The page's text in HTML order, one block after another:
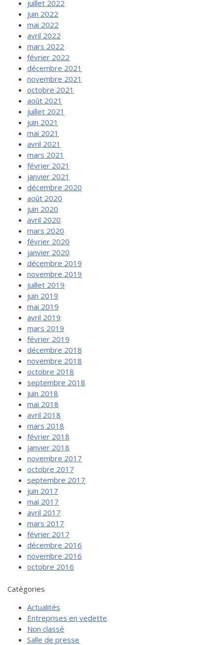
juillet 2022
juin 2022
mai 2022
avril 2022
mars 2022
février 2022
décembre 2021
novembre 2021
octobre 2021
août 2021
juillet 2021
juin 2021
mai 2021
avril 2021
mars 2021
février 2021
janvier 2021
décembre 2020
août 2020
juin 2020
avril 2020
mars 2020
février 2020
janvier 2020
décembre 2019
novembre 2019
juillet 2019
juin 2019
mai 2019
avril 2019
mars 2019
février 2019
décembre 2018
novembre 2018
octobre 2018
septembre 2018
juin 2018
mai 2018
avril 2018
mars 2018
février 2018
janvier 2018
novembre 2017
octobre 2017
septembre 2017
juin 2017
mai 2017
avril 2017
mars 2017
février 2017
décembre 2016
novembre 2016
octobre 2016
Catégories
Actualités
Entreprises en vedette
Non classé
Salle de presse